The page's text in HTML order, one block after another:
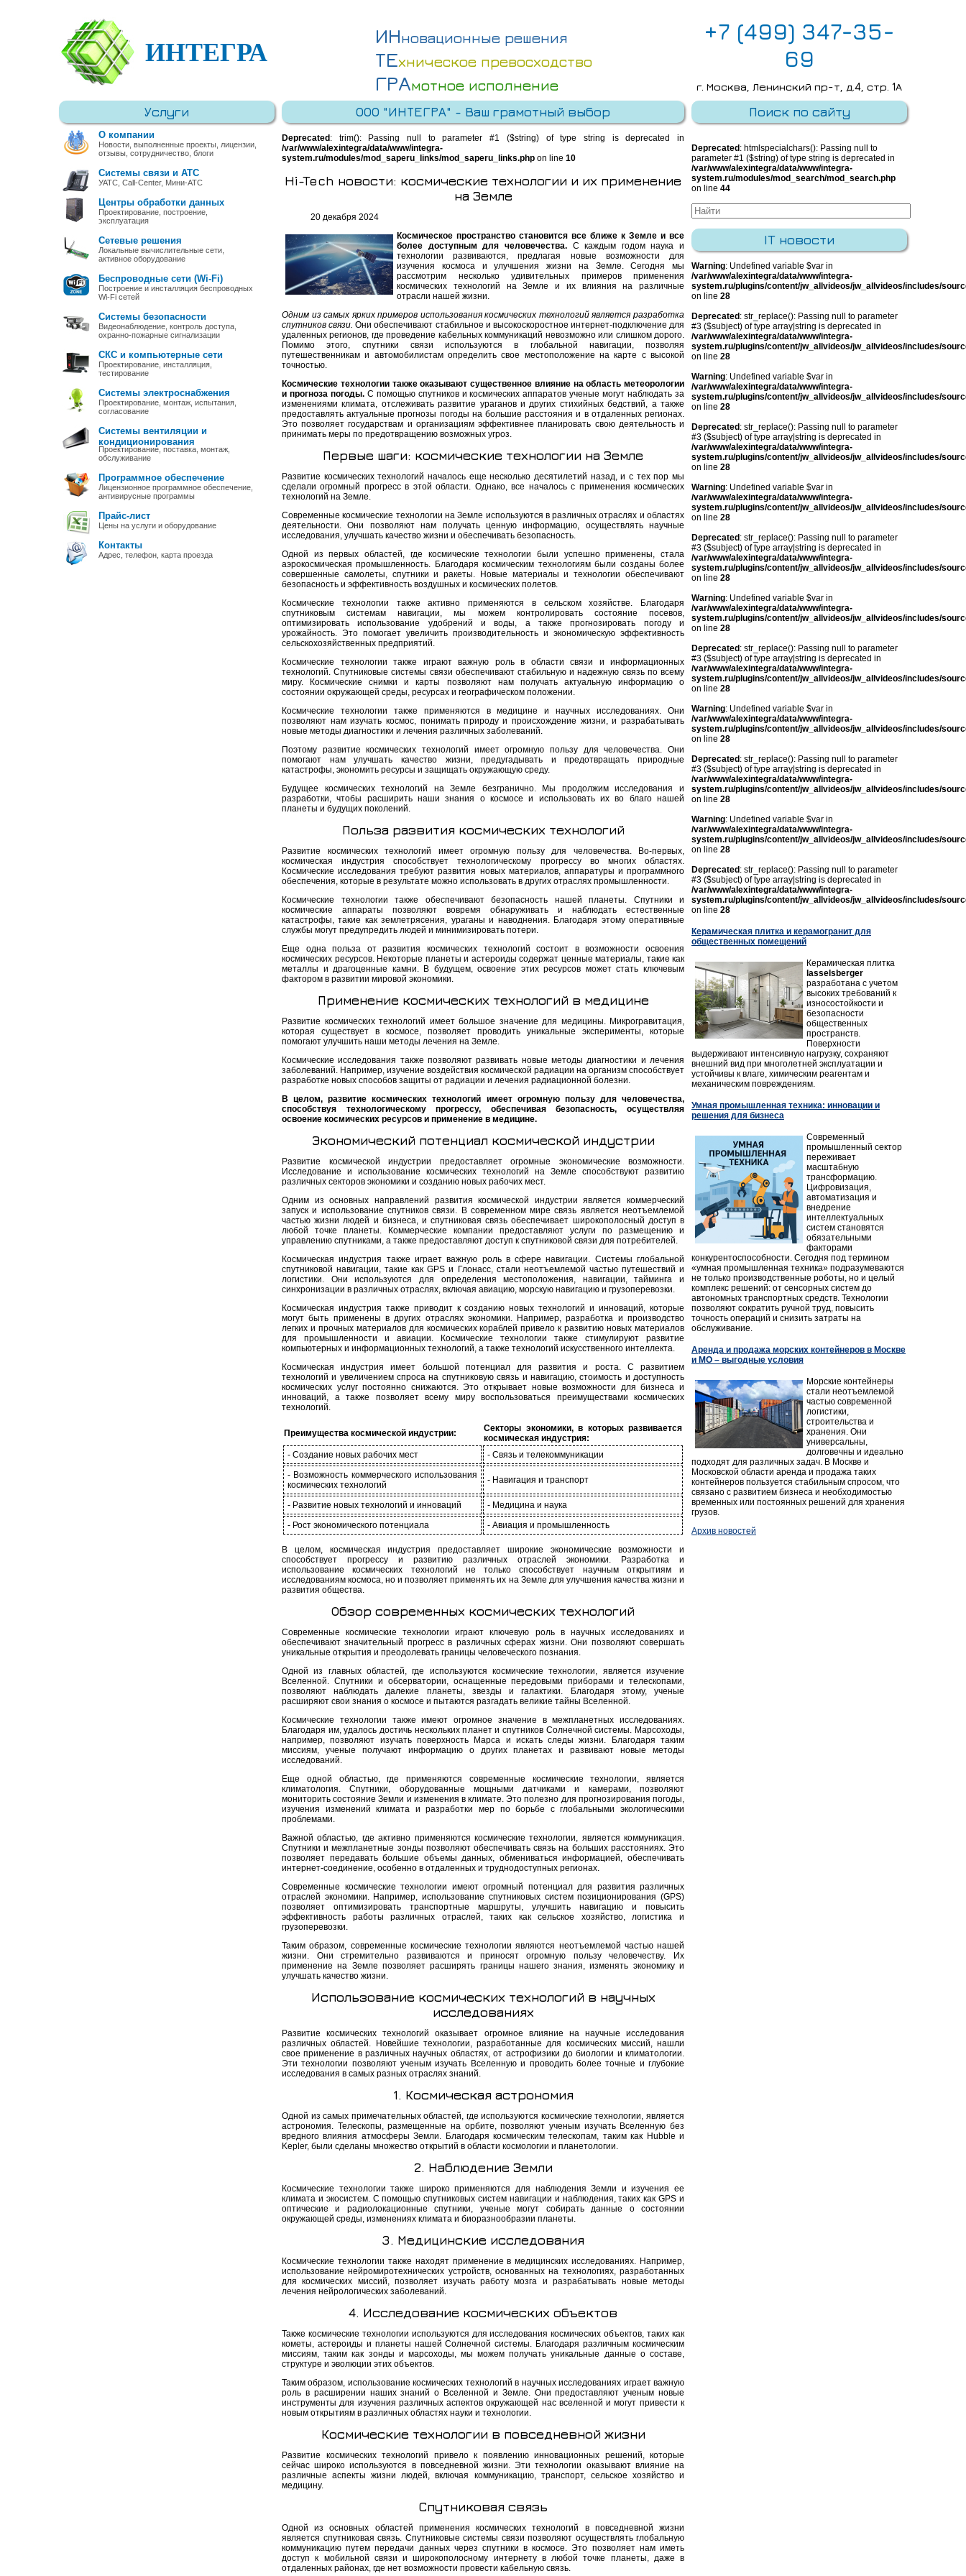
ИНТЕГРА
ИНновационные решения
ТЕхническое превосходство
ГРАмотное исполнение
+7 (499) 347-35-
69
г. Москва, Ленинский пр-т, д.4, стр. 1А
E-mail:info@integra-system.ru
Услуги
О компании
Новости, выполненные проекты, лицензии,
отзывы, сотрудничество, блоги
Системы связи и АТС
УАТС, Call-Center, Мини-АТС
Центры обработки данных
Проектирование, построение,
эксплуатация
Сетевые решения
Локальные вычислительные сети,
активное оборудование
Беспроводные сети (Wi-Fi)
Построение и инсталляция беспроводных
Wi-Fi сетей
Системы безопасности
Видеонаблюдение, контроль доступа,
охранно-пожарные сигнализации
СКС и компьютерные сети
Проектирование, инсталляция,
тестирование
Системы электроснабжения
Проектирование, монтаж, испытания,
согласование
Системы вентиляции и
кондиционирования
Проектирование, поставка, монтаж,
обслуживание
Программное обеспечение
Лицензионное программное обеспечение,
антивирусные программы
Прайс-лист
Цены на услуги и оборудование
Контакты
Адрес, телефон, карта проезда
ООО "ИНТЕГРА" - Ваш грамотный выбор
Deprecated : trim(): Passing null to parameter #1 ($string) of type string is deprecated in
/var/www/alexintegra/data/www/integra-
system.ru/modules/mod_saperu_links/mod_saperu_links.php on line 10
Hi-Tech новости: космические технологии и их применение
на Земле
20 декабря 2024
Космическое пространство становится все ближе к Земле и все
более доступным для человечества.С каждым годом наука и
технологии развиваются, предлагая новые возможности для
изучения космоса и улучшения жизни на Земле. Сегодня мы
рассмотрим несколько удивительных примеров применения
космических технологий на Земле и их влияния на различные
отрасли нашей жизни.
Одним из самых ярких примеров использования космических технологий является разработка
спутников связи. Они обеспечивают стабильное и высокоскоростное интернет-подключение для
удаленных регионов, где проведение кабельных коммуникаций невозможно или слишком дорого.
Помимо этого, спутники связи используются в глобальной навигации, позволяя
путешественникам и автомобилистам определить свое местоположение на карте с высокой
точностью.
Космические технологии также оказывают существенное влияние на область метеорологии
и прогноза погоды.С помощью спутников и космических аппаратов ученые могут наблюдать за
изменениями климата, отслеживать развитие ураганов и других стихийных бедствий, а также
предоставлять актуальные прогнозы погоды на большие расстояния и в отдаленных регионах.
Это позволяет государствам и организациям эффективнее планировать свою деятельность и
принимать меры по предотвращению возможных угроз.
Первые шаги: космические технологии на Земле
Развитие космических технологий началось еще несколько десятилетий назад, и с тех пор мы
сделали огромный прогресс в этой области. Однако, все началось с применения космических
технологий на Земле.
Современные космические технологии на Земле используются в различных отраслях и областях
деятельности. Они позволяют нам получать ценную информацию, осуществлять научные
исследования, улучшать качество жизни и обеспечивать безопасность.
Одной из первых областей, где космические технологии были успешно применены, стала
аэрокосмическая промышленность. Благодаря космическим технологиям были созданы более
совершенные самолеты, спутники и ракеты. Новые материалы и технологии обеспечивают
безопасность и эффективность воздушных и космических полетов.
Космические технологии также активно применяются в сельском хозяйстве. Благодаря
спутниковым системам навигации, мы можем контролировать состояние посевов,
оптимизировать использование удобрений и воды, а также прогнозировать погоду и
урожайность. Это помогает увеличить производительность и экономическую эффективность
сельскохозяйственных предприятий.
Космические технологии также играют важную роль в области связи и информационных
технологий. Спутниковые системы связи обеспечивают стабильную и надежную связь по всему
миру. Космические снимки и карты позволяют нам получать актуальную информацию о
состоянии окружающей среды, ресурсах и географическом положении.
Космические технологии также применяются в медицине и научных исследованиях. Они
позволяют нам изучать космос, понимать природу и происхождение жизни, и разрабатывать
новые методы диагностики и лечения различных заболеваний.
Поэтому развитие космических технологий имеет огромную пользу для человечества. Они
помогают нам улучшать качество жизни, предугадывать и предотвращать природные
катастрофы, экономить ресурсы и защищать окружающую среду.
Будущее космических технологий на Земле безгранично. Мы продолжим исследования и
разработки, чтобы расширить наши знания о космосе и использовать их во благо нашей
планеты и будущих поколений.
Польза развития космических технологий
Развитие космических технологий имеет огромную пользу для человечества. Во-первых,
космическая индустрия способствует технологическому прогрессу во многих областях.
Космические исследования требуют развития новых материалов, аппаратуры и программного
обеспечения, которые в результате можно использовать в других отраслях промышленности.
Космические технологии также обеспечивают безопасность нашей планеты. Спутники и
космические аппараты позволяют вовремя обнаруживать и наблюдать естественные
катастрофы, такие как землетрясения, ураганы и наводнения. Благодаря этому оперативные
службы могут предупредить людей и минимизировать потери.
Еще одна польза от развития космических технологий состоит в возможности освоения
космических ресурсов. Некоторые планеты и астероиды содержат ценные материалы, такие как
металлы и драгоценные камни. В будущем, освоение этих ресурсов может стать ключевым
фактором в развитии мировой экономики.
Применение космических технологий в медицине
Развитие космических технологий имеет большое значение для медицины. Микрогравитация,
которая существует в космосе, позволяет проводить уникальные эксперименты, которые
помогают улучшить наши методы лечения на Земле.
Космические исследования также позволяют развивать новые методы диагностики и лечения
заболеваний. Например, изучение воздействия космической радиации на организм способствует
разработке новых способов защиты от радиации и лечения радиационной болезни.
В целом, развитие космических технологий имеет огромную пользу для человечества,
способствуя технологическому прогрессу, обеспечивая безопасность, осуществляя
освоение космических ресурсов и применение в медицине.
Экономический потенциал космической индустрии
Развитие космической индустрии предоставляет огромные экономические возможности.
Исследование и использование космических технологий на Земле способствуют развитию
различных секторов экономики и созданию новых рабочих мест.
Одним из основных направлений развития космической индустрии является коммерческий
запуск и использование спутников связи. В современном мире связь является неотъемлемой
частью жизни людей и бизнеса, и спутниковая связь обеспечивает широкополосный доступ в
любой точке планеты. Коммерческие компании предоставляют услуги по размещению и
управлению спутниками, а также предоставляют доступ к спутниковой связи для потребителей.
Космическая индустрия также играет важную роль в сфере навигации. Системы глобальной
спутниковой навигации, такие как GPS и Глонасс, стали неотъемлемой частью путешествий и
логистики. Они используются для определения местоположения, навигации, тайминга и
синхронизации в различных отраслях, включая авиацию, морскую навигацию и грузоперевозки.
Космическая индустрия также приводит к созданию новых технологий и инноваций, которые
могут быть применены в других отраслях экономики. Например, разработка и производство
легких и прочных материалов для космических кораблей привело к развитию новых материалов
для промышленности и авиации. Космические технологии также стимулируют развитие
компьютерных и информационных технологий, а также технологий искусственного интеллекта.
Космическая индустрия имеет большой потенциал для развития и роста. С развитием
технологий и увеличением спроса на спутниковую связь и навигацию, стоимость и доступность
космических услуг постоянно снижаются. Это открывает новые возможности для бизнеса и
инноваций, а также позволяет всему миру воспользоваться преимуществами космических
технологий.
Преимущества космической индустрии:
Секторы экономики, в которых развивается
космическая индустрия:
- Создание новых рабочих мест
- Связь и телекоммуникации
- Возможность коммерческого использования
космических технологий
- Навигация и транспорт
- Развитие новых технологий и инноваций
- Медицина и наука
- Рост экономического потенциала
- Авиация и промышленность
В целом, космическая индустрия предоставляет широкие экономические возможности и
способствует прогрессу и развитию различных отраслей экономики. Разработка и
использование космических технологий не только способствует научным открытиям и
исследованиям космоса, но и позволяет применять их на Земле для улучшения качества жизни и
развития общества.
Обзор современных космических технологий
Современные космические технологии играют ключевую роль в научных исследованиях и
обеспечивают значительный прогресс в различных сферах жизни. Они позволяют совершать
уникальные открытия и преодолевать границы человеческого познания.
Одной из главных областей, где используются космические технологии, является изучение
Вселенной. Спутники и обсерватории, оснащенные передовыми приборами и телескопами,
позволяют наблюдать далекие планеты, звезды и галактики. Благодаря этому, ученые
расширяют свои знания о космосе и пытаются разгадать великие тайны Вселенной.
Космические технологии также имеют огромное значение в межпланетных исследованиях.
Благодаря им, удалось достичь нескольких планет и спутников Солнечной системы. Марсоходы,
например, позволяют изучать поверхность Марса и искать следы жизни. Благодаря таким
миссиям, ученые получают информацию о других планетах и развивают новые методы
исследований.
Еще одной областью, где применяются современные космические технологии, является
климатология. Спутники, оборудованные мощными датчиками и камерами, позволяют
мониторить состояние Земли и изменения в климате. Это полезно для прогнозирования погоды,
изучения изменений климата и разработки мер по борьбе с глобальными экологическими
проблемами.
Важной областью, где активно применяются космические технологии, является коммуникация.
Спутники и межпланетные зонды позволяют обеспечивать связь на больших расстояниях. Это
позволяет передавать большие объемы данных, обмениваться информацией, обеспечивать
интернет-соединение, особенно в отдаленных и труднодоступных регионах.
Современные космические технологии имеют огромный потенциал для развития различных
отраслей экономики. Например, использование спутниковых систем позиционирования (GPS)
позволяет оптимизировать транспортные маршруты, улучшить навигацию и повысить
эффективность работы различных отраслей, таких как сельское хозяйство, логистика и
грузоперевозки.
Таким образом, современные космические технологии являются неотъемлемой частью нашей
жизни. Они стремительно развиваются и приносят огромную пользу человечеству. Их
применение на Земле позволяет расширять границы нашего знания, изменять экономику и
улучшать качество жизни.
Использование космических технологий в научных
исследованиях
Развитие космических технологий оказывает огромное влияние на научные исследования
различных областей. Новейшие технологии, разработанные для космических миссий, нашли
свое применение в различных научных областях, от астрофизики до биологии и климатологии.
Эти технологии позволяют ученым изучать Вселенную и проводить более точные и глубокие
исследования в самых разных отраслях знаний.
1. Космическая астрономия
Одной из самых примечательных областей, где используются космические технологии, является
астрономия. Телескопы, размещенные на орбите, позволяют ученым изучать Вселенную без
вредного влияния атмосферы Земли. Благодаря космическим телескопам, таким как Hubble и
Kepler, были сделаны множество открытий в области космологии и планетологии.
2. Наблюдение Земли
Космические технологии также широко применяются для наблюдения Земли и изучения ее
климата и экосистем. С помощью спутниковых систем навигации и наблюдения, таких как GPS и
оптические и радиолокационные спутники, ученые могут собирать данные о состоянии
окружающей среды, изменениях климата и биоразнообразии планеты.
3. Медицинские исследования
Космические технологии также находят применение в медицинских исследованиях. Например,
использование нейромиротехнических устройств, основанных на технологиях, разработанных
для космических миссий, позволяет изучать работу мозга и разрабатывать новые методы
лечения нейрологических заболеваний.
4. Исследование космических объектов
Также космические технологии используются для исследования космических объектов, таких как
кометы, астероиды и планеты нашей Солнечной системы. Благодаря различным космическим
миссиям, таким как зонды и марсоходы, мы можем получать уникальные данные о составе,
структуре и эволюции этих объектов.
Таким образом, использование космических технологий в научных исследованиях играет важную
роль в расширении наших знаний о Вселенной и Земле. Они предоставляют ученым новые
инструменты для изучения различных аспектов окружающей нас вселенной и могут привести к
новым открытиям в различных областях науки и технологии.
Космические технологии в повседневной жизни
Развитие космических технологий привело к появлению инновационных решений, которые
сейчас широко используются в повседневной жизни. Эти технологии оказывают влияние на
различные аспекты жизни людей, включая коммуникацию, транспорт, сельское хозяйство и
медицину.
Спутниковая связь
Одной из основных областей применения космических технологий в повседневной жизни
является спутниковая связь. Спутниковые системы связи позволяют осуществлять глобальную
коммуникацию путем передачи данных через спутники в космосе. Это позволяет нам иметь
доступ к мобильной связи и широкополосному интернету в любой точке планеты, даже в
отдаленных районах, где нет возможности провести кабельную связь.
Поиск по сайту
Deprecated : htmlspecialchars(): Passing null to
parameter #1 ($string) of type string is deprecated in
/var/www/alexintegra/data/www/integra-
system.ru/modules/mod_search/mod_search.php
on line 44
IT новости
Warning: Undefined variable $var in
/var/www/alexintegra/data/www/integra-
system.ru/plugins/content/jw_allvideos/jw_allvideos/includes/
on line 28
Deprecated : str_replace(): Passing null to parameter
#3 ($subject) of type array|string is deprecated in
/var/www/alexintegra/data/www/integra-
system.ru/plugins/content/jw_allvideos/jw_allvideos/includes/
on line 28
Warning: Undefined variable $var in
/var/www/alexintegra/data/www/integra-
system.ru/plugins/content/jw_allvideos/jw_allvideos/includes/
on line 28
Deprecated : str_replace(): Passing null to parameter
#3 ($subject) of type array|string is deprecated in
/var/www/alexintegra/data/www/integra-
system.ru/plugins/content/jw_allvideos/jw_allvideos/includes/
on line 28
Warning: Undefined variable $var in
/var/www/alexintegra/data/www/integra-
system.ru/plugins/content/jw_allvideos/jw_allvideos/includes/
on line 28
Deprecated : str_replace(): Passing null to parameter
#3 ($subject) of type array|string is deprecated in
/var/www/alexintegra/data/www/integra-
system.ru/plugins/content/jw_allvideos/jw_allvideos/includes/
on line 28
Warning: Undefined variable $var in
/var/www/alexintegra/data/www/integra-
system.ru/plugins/content/jw_allvideos/jw_allvideos/includes/
on line 28
Deprecated : str_replace(): Passing null to parameter
#3 ($subject) of type array|string is deprecated in
/var/www/alexintegra/data/www/integra-
system.ru/plugins/content/jw_allvideos/jw_allvideos/includes/
on line 28
Warning: Undefined variable $var in
/var/www/alexintegra/data/www/integra-
system.ru/plugins/content/jw_allvideos/jw_allvideos/includes/
on line 28
Deprecated : str_replace(): Passing null to parameter
#3 ($subject) of type array|string is deprecated in
/var/www/alexintegra/data/www/integra-
system.ru/plugins/content/jw_allvideos/jw_allvideos/includes/
on line 28
Warning: Undefined variable $var in
/var/www/alexintegra/data/www/integra-
system.ru/plugins/content/jw_allvideos/jw_allvideos/includes/
on line 28
Deprecated : str_replace(): Passing null to parameter
#3 ($subject) of type array|string is deprecated in
/var/www/alexintegra/data/www/integra-
system.ru/plugins/content/jw_allvideos/jw_allvideos/includes/
on line 28
Керамическая плитка и керамогранит для
общественных помещений
Керамическая плитка
lasselsberger
разработана с учетом
высоких требований к
износостойкости и
безопасности
общественных
пространств.
Поверхности
выдерживают интенсивную нагрузку, сохраняют
внешний вид при многолетней эксплуатации и
устойчивы к влаге, химическим реагентам и
механическим повреждениям.
Умная промышленная техника: инновации и
решения для бизнеса
Современный
промышленный сектор
переживает
масштабную
трансформацию.
Цифровизация,
автоматизация и
внедрение
интеллектуальных
систем становятся
обязательными
факторами
конкурентоспособности. Сегодня под термином
«умная промышленная техника» подразумеваются
не только производственные роботы, но и целый
комплекс решений: от сенсорных систем до
автономных транспортных средств. Технологии
позволяют сократить ручной труд, повысить
точность операций и снизить затраты на
обслуживание.
Аренда и продажа морских контейнеров в Москве
и МО – выгодные условия
Морские контейнеры
стали неотъемлемой
частью современной
логистики,
строительства и
хранения. Они
универсальны,
долговечны и идеально
подходят для различных задач. В Москве и
Московской области аренда и продажа таких
контейнеров пользуется стабильным спросом, что
связано с развитием бизнеса и необходимостью
временных или постоянных решений для хранения
грузов.
Архив новостей